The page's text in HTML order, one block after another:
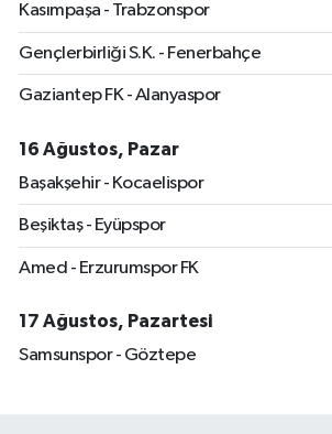
Kasımpaşa - Trabzonspor
Gençlerbirliği S.K. - Fenerbahçe
Gaziantep FK - Alanyaspor
16 Ağustos, Pazar
Başakşehir - Kocaelispor
Beşiktaş - Eyüpspor
Amed - Erzurumspor FK
17 Ağustos, Pazartesi
Samsunspor - Göztepe